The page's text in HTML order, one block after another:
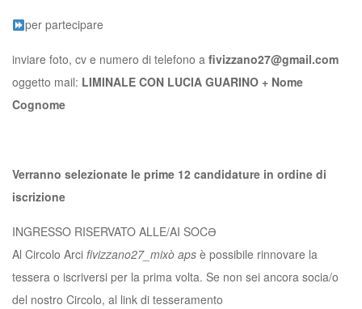
per partecipare
inviare foto, cv e numero di telefono a fivizzano27@gmail.com
oggetto mail: LIMINALE CON LUCIA GUARINO + Nome
Cognome
Verranno selezionate le prime 12 candidature in ordine di
iscrizione
INGRESSO RISERVATO ALLE/AI SOCƏ
Al Circolo Arci fivizzano27_mixò aps è possibile rinnovare la
tessera o iscriversi per la prima volta. Se non sei ancora socia/o
del nostro Circolo, al link di tesseramento